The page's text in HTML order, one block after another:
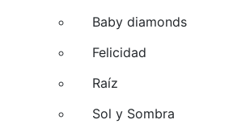
Baby diamonds
Felicidad
Raíz
Sol y Sombra